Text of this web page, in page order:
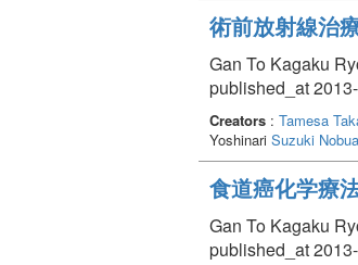
術前放射線治
Gan To Kagaku
published_at
Creators : Tamesa
Yoshinari Suzuki
食道癌化学療
Gan To Kagaku
published_at